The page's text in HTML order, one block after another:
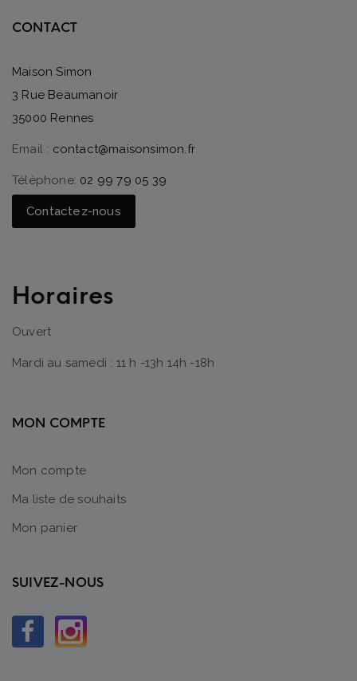
CONTACT
Maison Simon
3 Rue Beaumanoir
35000 Rennes
Email : contact@maisonsimon.fr
Téléphone: 02 99 79 05 39
Contactez-nous
Horaires
Ouvert
Mardi au samedi : 11 h -13h 14h -18h
MON COMPTE
Mon compte
Ma liste de souhaits
Mon panier
SUIVEZ-NOUS